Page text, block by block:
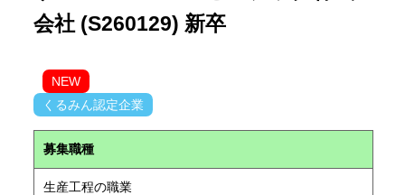
会社 (S260129) 新卒
NEW
くるみん認定企業
募集職種
生産工程の職業